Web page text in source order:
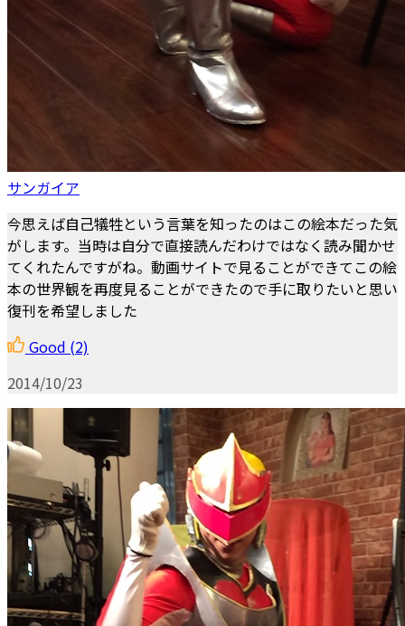
サンガイア
今思えば自己犠牲という言葉を知ったのはこの絵本だった気
がします。当時は自分で直接読んだわけではなく読み聞かせ
てくれたんですがね。動画サイトで見ることができてこの絵
本の世界観を再度見ることができたので手に取りたいと思い
復刊を希望しました
Good (2)
2014/10/23